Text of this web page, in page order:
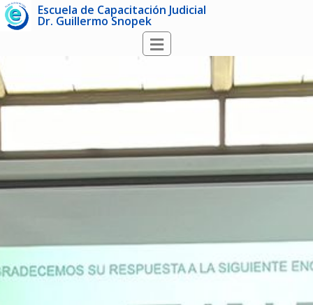
Escuela de Capacitación Judicial
Dr. Guillermo Snopek